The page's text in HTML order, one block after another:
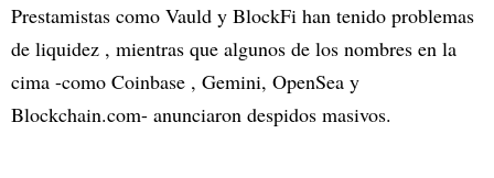
Prestamistas como Vauld y BlockFi han tenido problemas
de liquidez , mientras que algunos de los nombres en la
cima -como Coinbase , Gemini, OpenSea y
Blockchain.com- anunciaron despidos masivos.